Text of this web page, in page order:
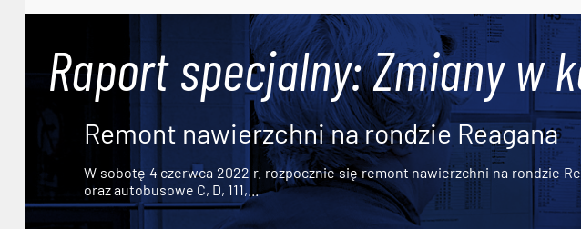
Raport specjalny: Zmiany w
Remont nawierzchni na rondzie Reagana
W sobotę 4 czerwca 2022 r. rozpocznie się remont nawierzchni na rondzie
oraz autobusowe C, D, 111,...